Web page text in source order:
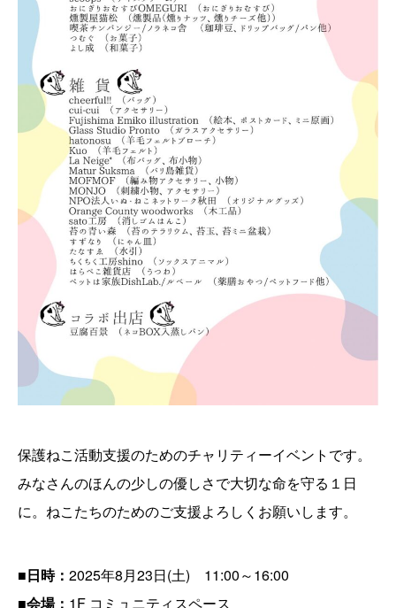
保護ねこ活動支援のためのチャリティーイベントです。
みなさんのほんの少しの優しさで大切な命を守る１日
に。ねこたちのためのご支援よろしくお願いします。
■日時： 2025年8月23日(土) 11:00～16:00
■会場： 1F コミュニティスペース